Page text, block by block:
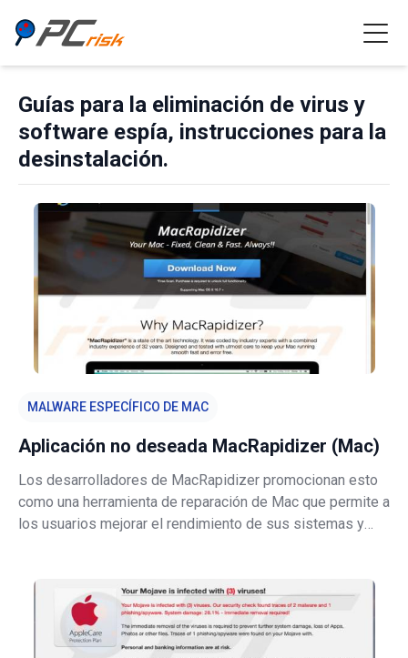
Guías para la eliminación de virus y
software espía, instrucciones para la
desinstalación.
MALWARE ESPECÍFICO DE MAC
Aplicación no deseada MacRapidizer (Mac)
Los desarrolladores de MacRapidizer promocionan esto
como una herramienta de reparación de Mac que permite a
los usuarios mejorar el rendimiento de sus sistemas y
funciones podrían ser útile